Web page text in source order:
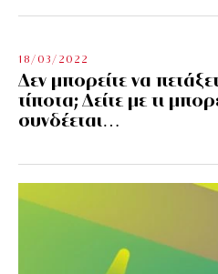
18/03/2022
Δεν μπορείτε να
τίποτα; Δείτε με τι
συνδέεται…